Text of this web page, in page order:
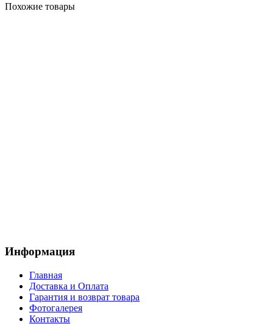
Похожие товары
Информация
Главная
Доставка и Оплата
Гарантия и возврат товара
Фотогалерея
Контакты